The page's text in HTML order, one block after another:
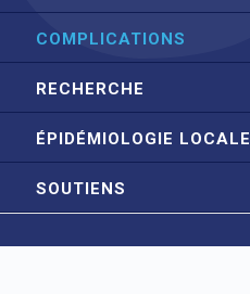
COMPLICATIONS
RECHERCHE
ÉPIDÉMIOLOGIE LOCALE
SOUTIENS